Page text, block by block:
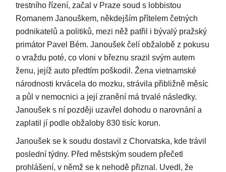
trestního řízení, začal v Praze soud s lobbistou
Romanem Janouškem, někdejším přítelem četných
podnikatelů a politiků, mezi něž patřil i bývalý pražský
primátor Pavel Bém. Janoušek čelí obžalobě z pokusu
o vraždu poté, co vloni v březnu srazil svým autem
ženu, jejíž auto předtím poškodil. Žena vietnamské
národnosti krvácela do mozku, strávila přibližně měsíc
a půl v nemocnici a její zranění má trvalé následky.
Janoušek s ní později uzavřel dohodu o narovnání a
zaplatil jí podle obžaloby 830 tisíc korun.
Janoušek se k soudu dostavil z Chorvatska, kde trávil
poslední týdny. Před městským soudem přečetl
prohlášení, v němž se k nehodě přiznal. Uvedl, že